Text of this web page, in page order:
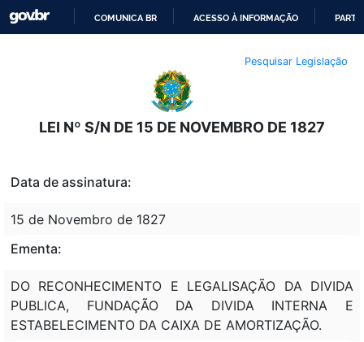
O
CONTEÚDO
COMUNICA BR ACESSO À INFORMAÇÃO
Pesquisar Legislação
LEI Nº S/N DE 15 DE NOVEMBRO DE 1827
Data de assinatura:
15 de Novembro de 1827
Ementa:
DO RECONHECIMENTO E LEGALISAÇÃO DA DIVIDA
PUBLICA, FUNDAÇÃO DA DIVIDA INTERNA E
ESTABELECIMENTO DA CAIXA DE AMORTIZAÇÃO.